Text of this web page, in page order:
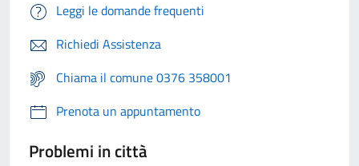
Leggi le domande frequenti
Richiedi Assistenza
Chiama il comune 0376 358001
Prenota un appuntamento
Problemi in città